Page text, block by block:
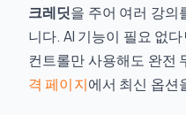
크레딧을 주어 여러 강의
니다. AI 기능이 필요 없
컨트롤만 사용해도 완전
격 페이지에서 최신 옵션